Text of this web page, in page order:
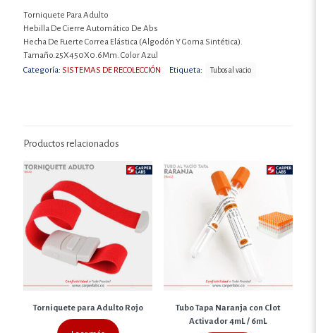
Torniquete Para Adulto
Hebilla De Cierre Automático De Abs
Hecha De Fuerte Correa Elástica (Algodón Y Goma Sintética).
Tamaño.25X450X0.6Mm. Color Azul
Categoría: SISTEMAS DE RECOLECCIÓN Etiqueta: Tubos al vacio
Productos relacionados
Torniquete para Adulto Rojo
Tubo Tapa Naranja con Clot
Activador 4mL / 6mL